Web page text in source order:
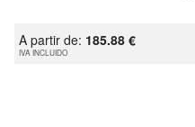
A partir de: 185.88 €
IVA INCLUIDO